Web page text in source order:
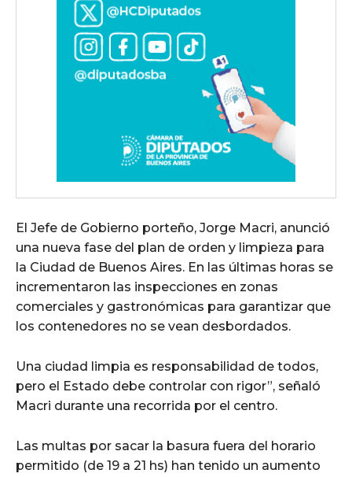
El Jefe de Gobierno porteño, Jorge Macri, anunció
una nueva fase del plan de orden y limpieza para
la Ciudad de Buenos Aires. En las últimas horas se
incrementaron las inspecciones en zonas
comerciales y gastronómicas para garantizar que
los contenedores no se vean desbordados.
Una ciudad limpia es responsabilidad de todos,
pero el Estado debe controlar con rigor”, señaló
Macri durante una recorrida por el centro.
Las multas por sacar la basura fuera del horario
permitido (de 19 a 21 hs) han tenido un aumento